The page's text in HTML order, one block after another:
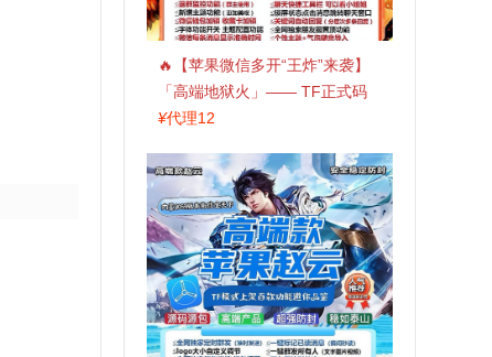
🔥【苹果微信多开“王炸”来袭】
「高端地狱火」—— TF正式码
+斗战神8073包，7天退换，安全
¥代理12